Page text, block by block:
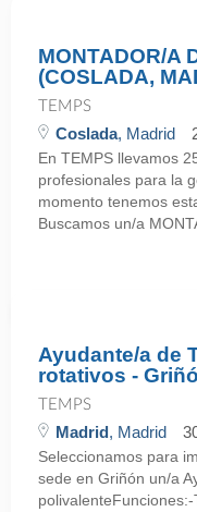
MONTADOR/A
(COSLADA,
TEMPS
Coslada, Madrid
En TEMPS llevamos
profesionales para la
momento tenemos
Buscamos un/a
Ayudante/a de
rotativos -
TEMPS
Madrid, Madrid
Seleccionamos para
sede en Griñón un/a